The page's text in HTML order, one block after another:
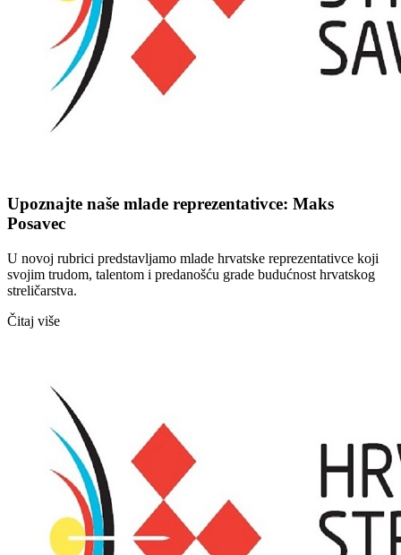
Upoznajte naše mlade reprezentativce: Maks
Posavec
U novoj rubrici predstavljamo mlade hrvatske reprezentativce koji
svojim trudom, talentom i predanošću grade budućnost hrvatskog
streličarstva.
Čitaj više